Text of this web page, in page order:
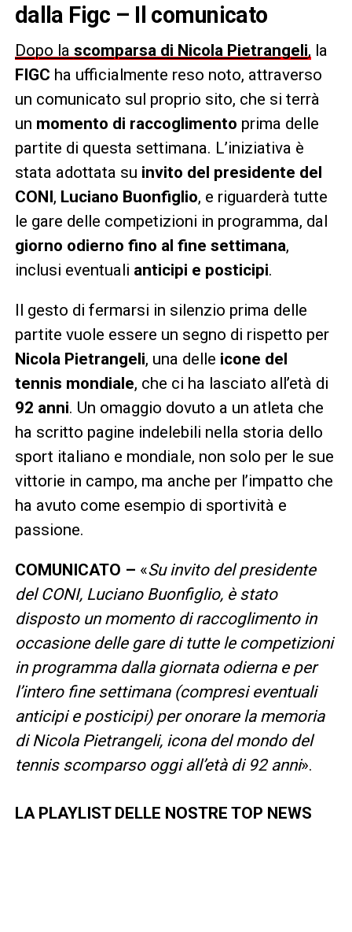
dalla Figc – Il comunicato
Dopo la scomparsa di Nicola Pietrangeli, la
FIGC ha ufficialmente reso noto, attraverso
un comunicato sul proprio sito, che si terrà
un momento di raccoglimento prima delle
partite di questa settimana. L’iniziativa è
stata adottata su invito del presidente del
CONI , Luciano Buonfiglio, e riguarderà tutte
le gare delle competizioni in programma, dal
giorno odierno fino al fine settimana,
inclusi eventuali anticipi e posticipi.
Il gesto di fermarsi in silenzio prima delle
partite vuole essere un segno di rispetto per
Nicola Pietrangeli, una delle icone del
tennis mondiale, che ci ha lasciato all’età di
92 anni. Un omaggio dovuto a un atleta che
ha scritto pagine indelebili nella storia dello
sport italiano e mondiale, non solo per le sue
vittorie in campo, ma anche per l’impatto che
ha avuto come esempio di sportività e
passione.
COMUNICATO – «Su invito del presidente
del CONI, Luciano Buonfiglio, è stato
disposto un momento di raccoglimento in
occasione delle gare di tutte le competizioni
in programma dalla giornata odierna e per
l’intero fine settimana (compresi eventuali
anticipi e posticipi) per onorare la memoria
di Nicola Pietrangeli, icona del mondo del
tennis scomparso oggi all’età di 92 anni».
LA PLAYLIST DELLE NOSTRE TOP NEWS